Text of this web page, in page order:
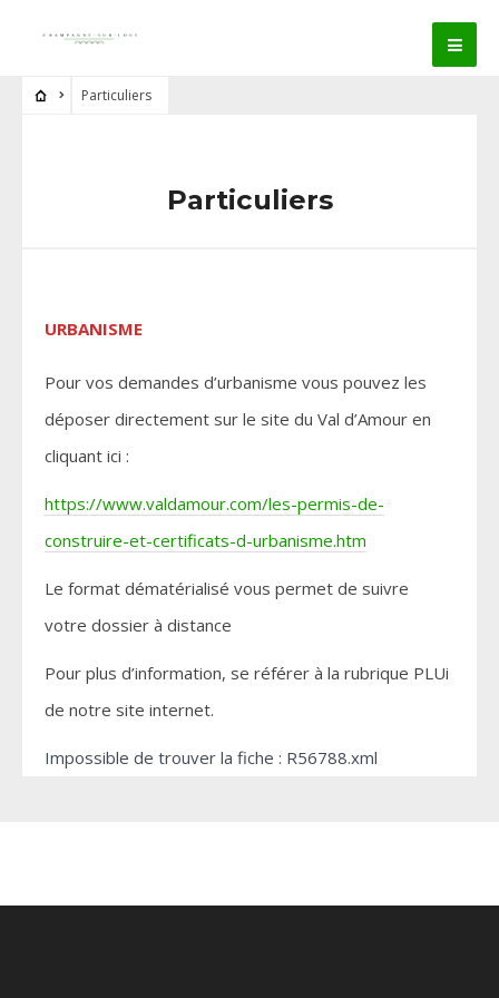
Particuliers
Particuliers
URBANISME
Pour vos demandes d’urbanisme vous pouvez les
déposer directement sur le site du Val d’Amour en
cliquant ici :
https://www.valdamour.com/les-permis-de-
construire-et-certificats-d-urbanisme.htm
Le format dématérialisé vous permet de suivre
votre dossier à distance
Pour plus d’information, se référer à la rubrique PLUi
de notre site internet.
Impossible de trouver la fiche : R56788.xml